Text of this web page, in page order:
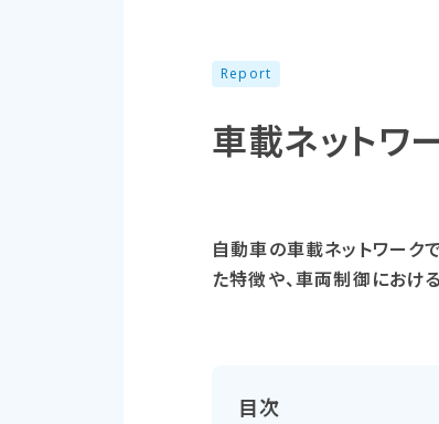
Report
車載ネットワ
自動車の車載ネットワーク
た特徴や、車両制御におけ
目次